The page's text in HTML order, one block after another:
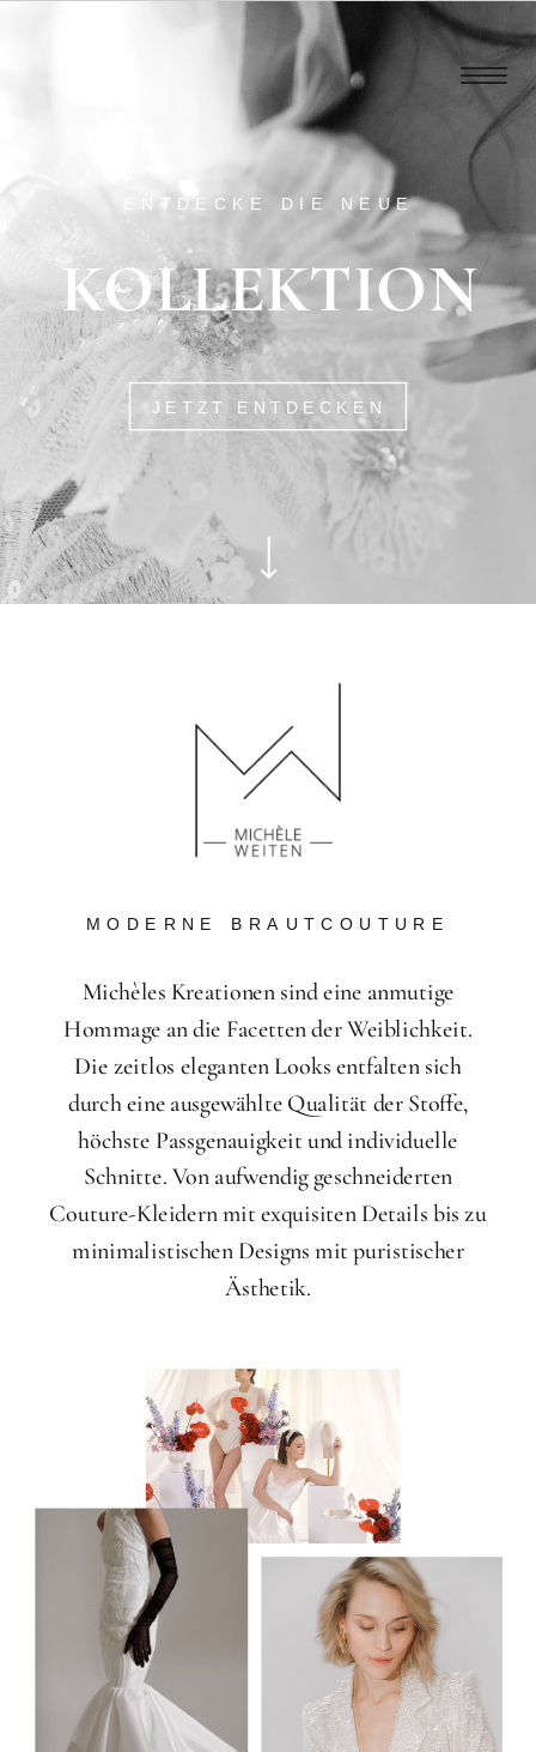
ENTDECKE DIE NEUE
KOLLEKTION
JETZT ENTDECKEN
Michèles Kreationen sind eine anmutige
Hommage an die Facetten der Weiblichkeit.
Die zeitlos eleganten Looks entfalten sich
durch eine ausgewählte Qualität der Stoffe,
höchste Passgenauigkeit und individuelle
Schnitte. Von aufwendig geschneiderten
Couture-Kleidern mit exquisiten Details bis zu
minimalistischen Designs mit puristischer
Ästhetik.
MODERNE BRAUTCOUTURE